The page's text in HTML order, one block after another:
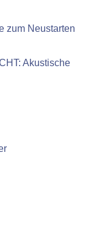
zum Neustarten
Akustische